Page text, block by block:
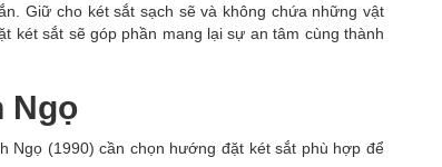
Giữ cho két sắt sạch sẽ và không chứa những vật
két sắt sẽ góp phần mang lại sự an tâm cùng thành
Ngọ
Ngọ (1990) cần chọn hướng đặt két sắt phù hợp để